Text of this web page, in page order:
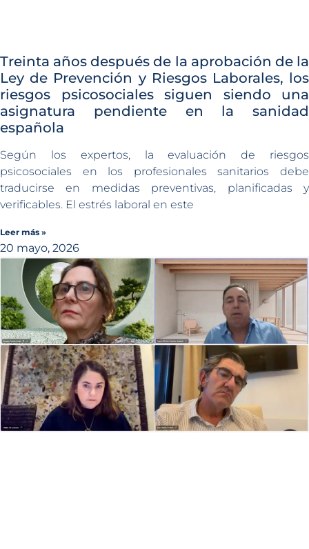
Treinta años después de la aprobación de la
Ley de Prevención y Riesgos Laborales, los
riesgos psicosociales siguen siendo una
asignatura pendiente en la sanidad
española
Según los expertos, la evaluación de riesgos
psicosociales en los profesionales sanitarios debe
traducirse en medidas preventivas, planificadas y
verificables. El estrés laboral en este
Leer más »
20 mayo, 2026